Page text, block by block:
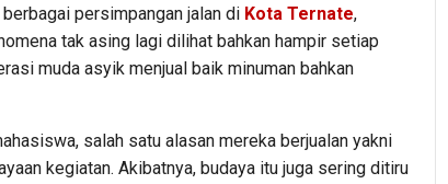
persimpangan jalan di Kota Ternate,
tak asing lagi dilihat bahkan hampir setiap
muda asyik menjual baik minuman bahkan
salah satu alasan mereka berjualan yakni
kegiatan. Akibatnya, budaya itu juga sering ditiru